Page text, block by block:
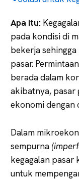
Apa itu:
pada kondisi di
bekerja
pasar.
berada dalam
akibatnya, pasar
ekonomi dengan
Dalam
sempurna
kegagalan pasar
untuk